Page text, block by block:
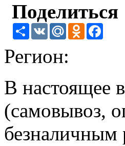
Поделиться
Share VK Mail.Ru
Регион:
В настоящее
(самовывоз,
безналичным